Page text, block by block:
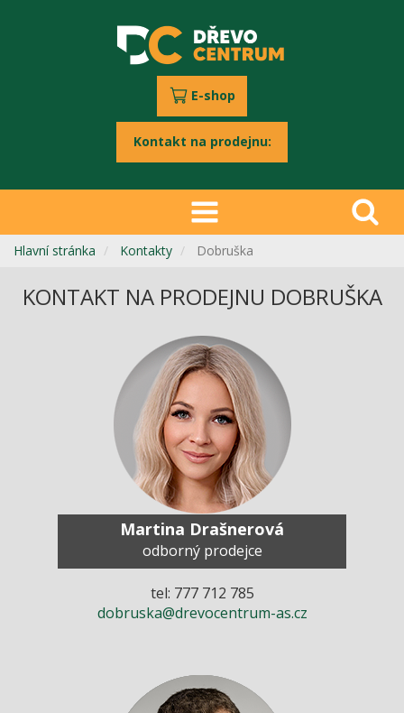
E-shop
Kontakt na prodejnu:
Hlavní stránka Kontakty Dobruška
KONTAKT NA PRODEJNU DOBRUŠKA
Martina Drašnerová
odborný prodejce
tel: 777 712 785
dobruska@drevocentrum-as.cz